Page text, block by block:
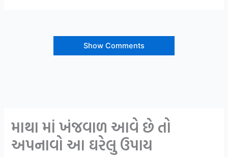
Show Comments
માથા માં ખંજવાળ આવે છે તો
અપનાવો આ ઘરેલુ ઉપાય